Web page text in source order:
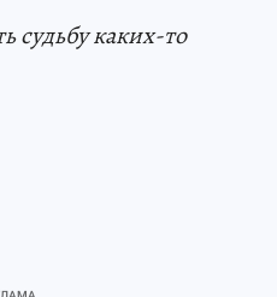
судьбу каких-то